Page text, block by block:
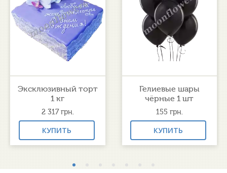
Эксклюзивный торт
1 кг
2 317грн.
КУПИТЬ
Гелиевые шары
чёрные 1 шт
155 грн.
КУПИТЬ